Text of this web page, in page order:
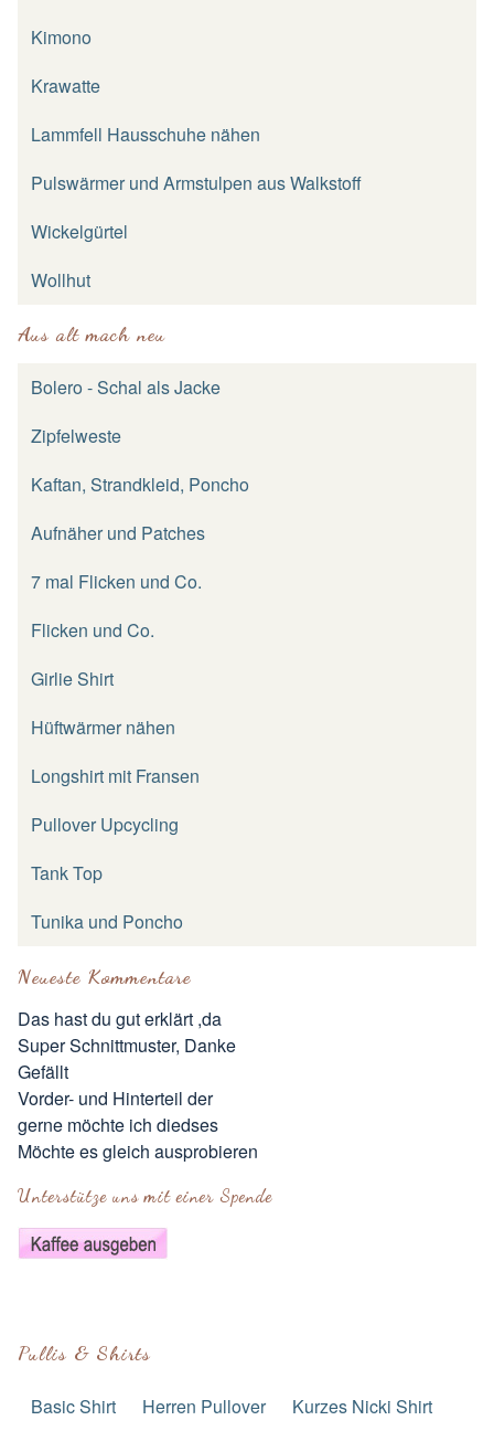
Kimono
Krawatte
Lammfell Hausschuhe nähen
Pulswärmer und Armstulpen aus Walkstoff
Wickelgürtel
Wollhut
Aus alt mach neu
Bolero - Schal als Jacke
Zipfelweste
Kaftan, Strandkleid, Poncho
Aufnäher und Patches
7 mal Flicken und Co.
Flicken und Co.
Girlie Shirt
Hüftwärmer nähen
Longshirt mit Fransen
Pullover Upcycling
Tank Top
Tunika und Poncho
Neueste Kommentare
Das hast du gut erklärt ,da
Super Schnittmuster, Danke
Gefällt
Vorder- und Hinterteil der
gerne möchte ich diedses
Möchte es gleich ausprobieren
Unterstütze uns mit einer Spende
Pullis & Shirts
Basic Shirt Herren Pullover
Kurzes Nicki Shirt